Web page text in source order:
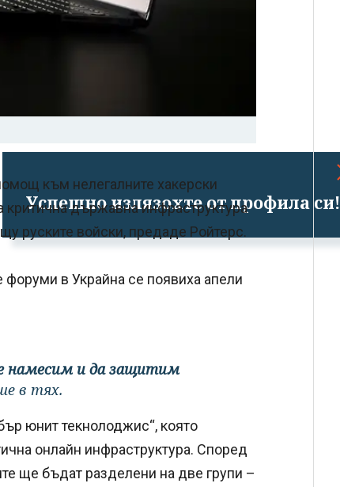
Успешно излязохте от профила си!
към нелегалните хакерски
критична държавна инфраструктура
руските войски, предаде Ройтерс.
форуми в Украйна се появиха апели
намесим и да защитим
в тях.
юнит текнолоджис“, която
онлайн инфраструктура. Според
ще бъдат разделени на две групи –